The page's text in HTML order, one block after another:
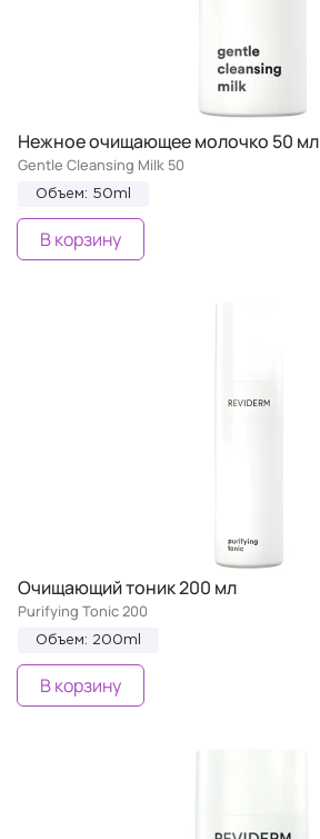
Нежное очищающее молочко 50 мл
Gentle Cleansing Milk 50
Объем: 50ml
В корзину
Очищающий тоник 200 мл
Purifying Tonic 200
Объем: 200ml
В корзину